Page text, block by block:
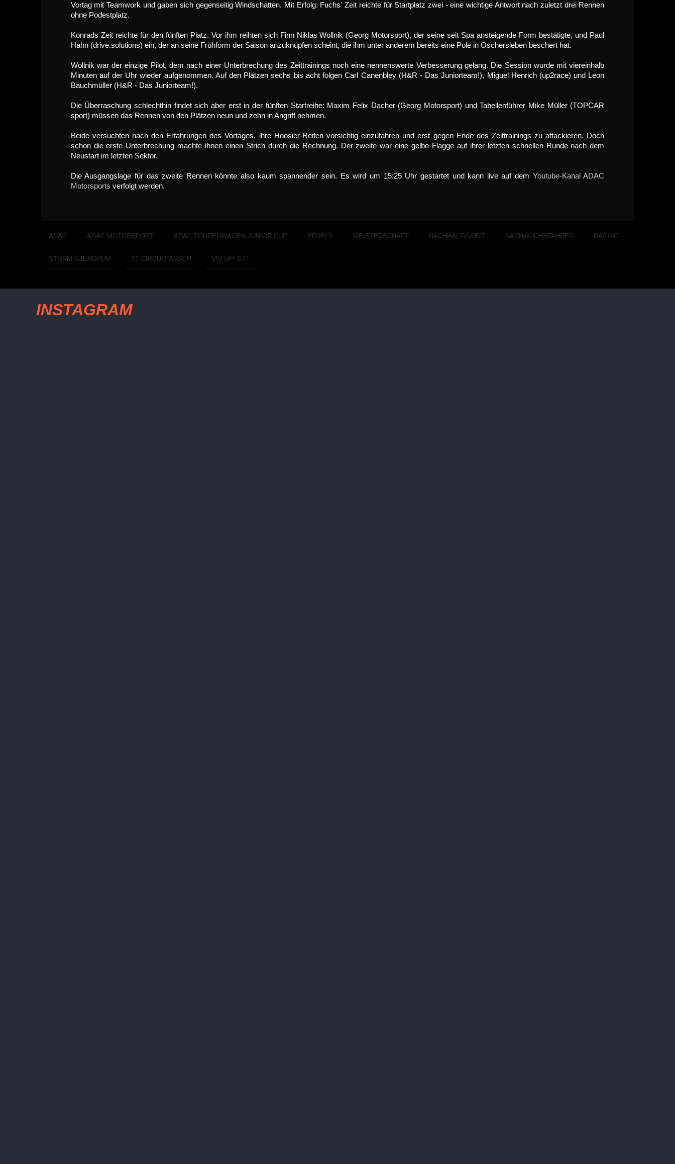
Vortag mit Teamwork und gaben sich gegenseitig Windschatten. Mit Erfolg: Fuchs' Zeit reichte für Startplatz zwei - eine wichtige Antwort nach zuletzt drei Rennen
ohne Podestplatz.
Konrads Zeit reichte für den fünften Platz. Vor ihm reihten sich Finn Niklas Wollnik (Georg Motorsport), der seine seit Spa ansteigende Form bestätigte, und Paul
Hahn (drive.solutions) ein, der an seine Frühform der Saison anzuknüpfen scheint, die ihm unter anderem bereits eine Pole in Oschersleben beschert hat.
Wollnik war der einzige Pilot, dem nach einer Unterbrechung des Zeittrainings noch eine nennenswerte Verbesserung gelang. Die Session wurde mit viereinhalb
Minuten auf der Uhr wieder aufgenommen. Auf den Plätzen sechs bis acht folgen Carl Canenbley (H&R - Das Juniorteam!), Miguel Henrich (up2race) und Leon
Bauchmüller (H&R - Das Juniorteam!).
Die Überraschung schlechthin findet sich aber erst in der fünften Startreihe: Maxim Felix Dacher (Georg Motorsport) und Tabellenführer Mike Müller (TOPCAR
sport) müssen das Rennen von den Plätzen neun und zehn in Angriff nehmen.
Beide versuchten nach den Erfahrungen des Vortages, ihre Hoosier-Reifen vorsichtig einzufahren und erst gegen Ende des Zeittrainings zu attackieren. Doch
schon die erste Unterbrechung machte ihnen einen Strich durch die Rechnung. Der zweite war eine gelbe Flagge auf ihrer letzten schnellen Runde nach dem
Neustart im letzten Sektor.
Die Ausgangslage für das zweite Rennen könnte also kaum spannender sein. Es wird um 15:25 Uhr gestartet und kann live auf dem Youtube-Kanal ADAC
Motorsports verfolgt werden.
ADAC ADAC MOTORSPORT ADAC TOURENWAGEN JUNIOR CUP EFUELS MEISTERSCHAFT NACHHALTIGKEIT NACHWUCHSFAHRER RACING
STORM GJERDRUM TT CIRCUIT ASSEN VW UP! GTI
INSTAGRAM